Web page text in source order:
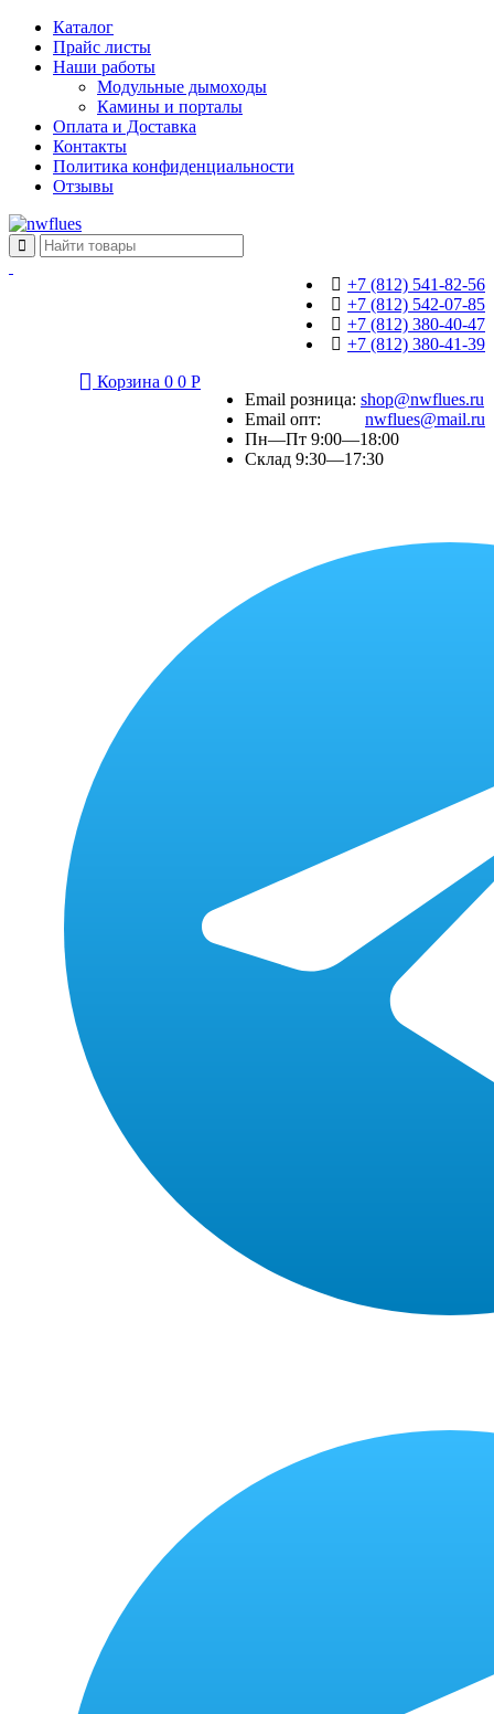
Каталог
Прайс листы
Наши работы
Модульные дымоходы
Камины и порталы
Оплата и Доставка
Контакты
Политика конфиденциальности
Отзывы
+7 (812) 541-82-56
+7 (812) 542-07-85
+7 (812) 380-40-47
+7 (812) 380-41-39
Email розница: shop@nwflues.ru
Email опт: nwflues@mail.ru
Пн—Пт 9:00—18:00
Склад 9:30—17:30
Корзина 0 0 Р